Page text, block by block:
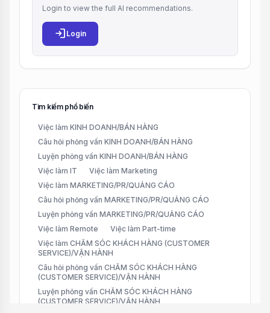
Login to view the full AI recommendations.
login Login
Tìm kiếm phổ biến
Việc làm KINH DOANH/BÁN HÀNG
Câu hỏi phỏng vấn KINH DOANH/BÁN HÀNG
Luyện phỏng vấn KINH DOANH/BÁN HÀNG
Việc làm IT
Việc làm Marketing
Việc làm MARKETING/PR/QUẢNG CÁO
Câu hỏi phỏng vấn MARKETING/PR/QUẢNG CÁO
Luyện phỏng vấn MARKETING/PR/QUẢNG CÁO
Việc làm Remote
Việc làm Part-time
Việc làm CHĂM SÓC KHÁCH HÀNG (CUSTOMER
SERVICE)/VẬN HÀNH
Câu hỏi phỏng vấn CHĂM SÓC KHÁCH HÀNG
(CUSTOMER SERVICE)/VẬN HÀNH
Luyện phỏng vấn CHĂM SÓC KHÁCH HÀNG
(CUSTOMER SERVICE)/VẬN HÀNH